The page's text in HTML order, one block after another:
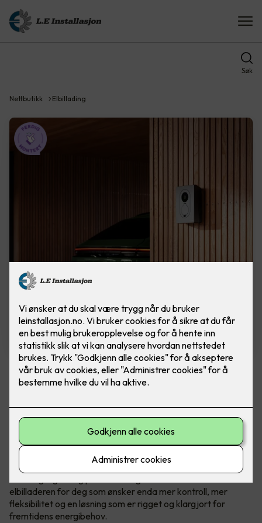
Søk
Nettbutikk Elbillading
Zaptec Go 2
som tar alt det gode fra originalen, og løfter
det ett hakk opp.
Ladeenheten kommer med en omfattende oppgradering av
maskinvaren, som blant annet muliggjør integrasjon av
elbilladeren for deg som ønsker enda mer kontroll, mer
fleksibilitet og en løsning som er rigget og klargjort for
fremtidens energibehov.